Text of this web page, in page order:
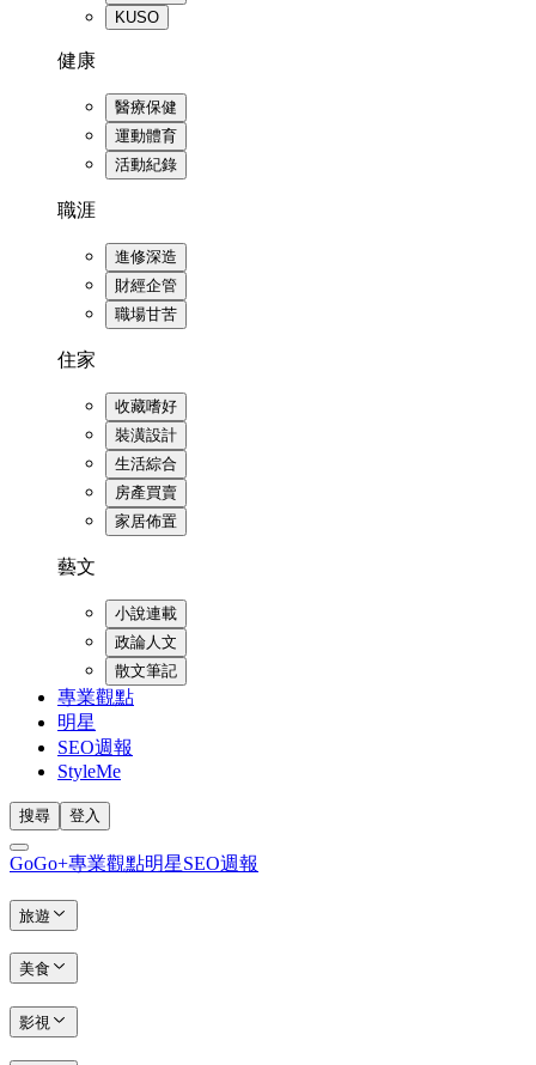
KUSO
健康
醫療保健
運動體育
活動紀錄
職涯
進修深造
財經企管
職場甘苦
住家
收藏嗜好
裝潢設計
生活綜合
房產買賣
家居佈置
藝文
小說連載
政論人文
散文筆記
專業觀點
明星
SEO週報
StyleMe
搜尋 登入
GoGo+專業觀點明星SEO週報
旅遊
美食
影視